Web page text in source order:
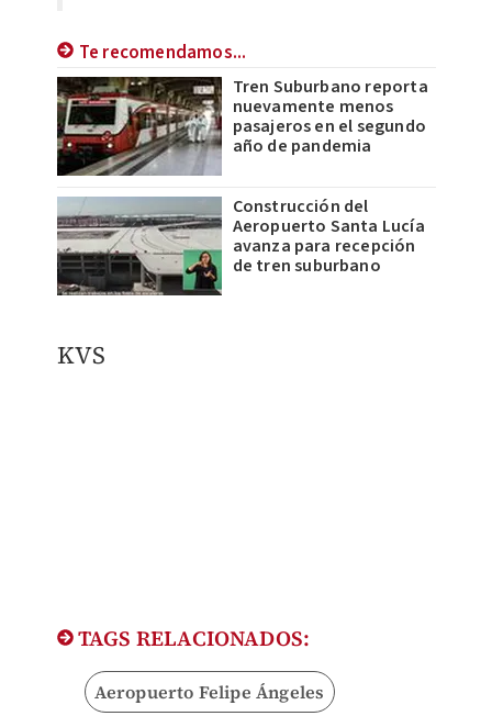
Te recomendamos...
Tren Suburbano reporta
nuevamente menos
pasajeros en el segundo
año de pandemia
Construcción del
Aeropuerto Santa Lucía
avanza para recepción
de tren suburbano
KVS
TAGS RELACIONADOS:
Aeropuerto Felipe Ángeles